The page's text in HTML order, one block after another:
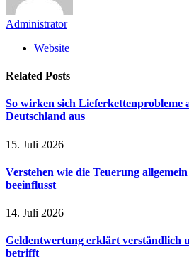
Administrator
Website
Related Posts
So wirken sich Lieferkettenprobleme
Deutschland aus
15. Juli 2026
Verstehen wie die Teuerung
beeinflusst
14. Juli 2026
Geldentwertung erklärt verständlich
betrifft